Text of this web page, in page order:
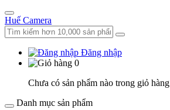
Huế Camera
Đăng nhập
0
Chưa có sản phẩm nào trong giỏ hàng
Danh mục sản phẩm